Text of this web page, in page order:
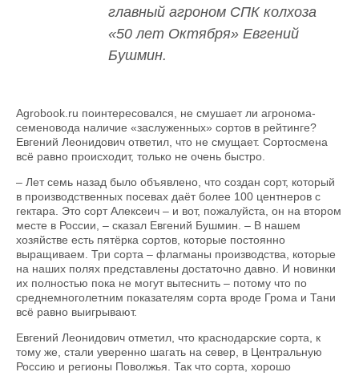
главный агроном СПК колхоза
«50 лет Октября» Евгений
Бушмин.
Agrobook.ru поинтересовался, не смушает ли агронома-
семеновода наличие «заслуженных» сортов в рейтинге?
Евгений Леонидович ответил, что не смущает. Сортосмена
всё равно происходит, только не очень быстро.
– Лет семь назад было объявлено, что создан сорт, который
в производственных посевах даёт более 100 центнеров с
гектара. Это сорт Алексеич – и вот, пожалуйста, он на втором
месте в России, – сказал Евгений Бушмин. – В нашем
хозяйстве есть пятёрка сортов, которые постоянно
выращиваем. Три сорта – флагманы производства, которые
на наших полях представлены достаточно давно. И новинки
их полностью пока не могут вытеснить – потому что по
среднемноголетним показателям сорта вроде Грома и Тани
всё равно выигрывают.
Евгений Леонидович отметил, что краснодарские сорта, к
тому же, стали уверенно шагать на север, в Центральную
Россию и регионы Поволжья. Так что сорта, хорошо